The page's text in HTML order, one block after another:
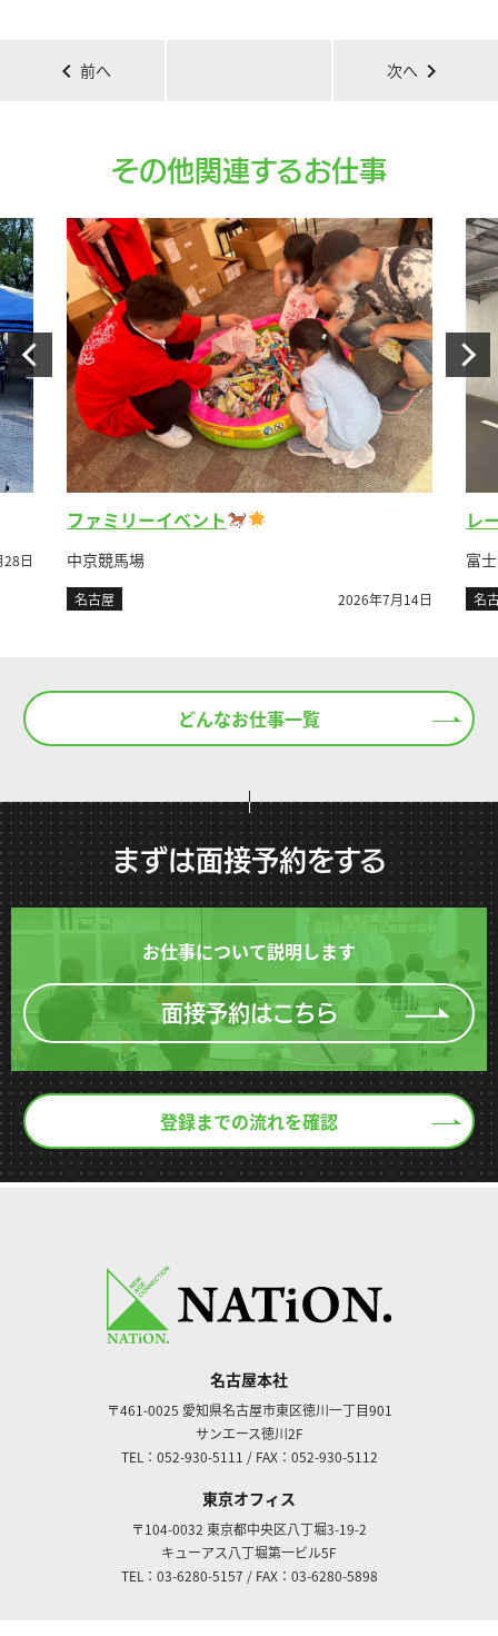
chevron_left 前へ 次へ chevron_right
その他関連するお仕事
日
ファミリーイベント
中京競馬場
名古屋 2026年7月14日
レ
富
名
どんなお仕事一覧
まずは面接予約をする
お仕事について説明します
面接予約はこちら
登録までの流れを確認
名古屋本社
〒461-0025 愛知県名古屋市東区徳川一丁目901
サンエース徳川2F
TEL：052-930-5111 / FAX：052-930-5112
東京オフィス
〒104-0032 東京都中央区八丁堀3-19-2
キューアス八丁堀第一ビル5F
TEL：03-6280-5157 / FAX：03-6280-5898